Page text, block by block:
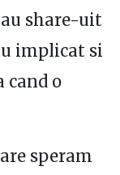
share-uit
implicat si
cand o
speram